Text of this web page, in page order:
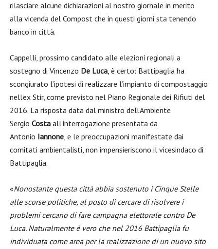
rilasciare alcune dichiarazioni al nostro giornale in merito
alla vicenda del Compost che in questi giorni sta tenendo
banco in città.
Cappelli, prossimo candidato alle elezioni regionali a
sostegno di Vincenzo De Luca, è certo: Battipaglia ha
scongiurato l’ipotesi di realizzare l’impianto di compostaggio
nell’ex Stir, come previsto nel Piano Regionale dei Rifiuti del
2016. La risposta data dal ministro dell’Ambiente
Sergio Costa all’interrogazione presentata da
Antonio Iannone, e le preoccupazioni manifestate dai
comitati ambientalisti, non impensieriscono il vicesindaco di
Battipaglia.
«Nonostante questa città abbia sostenuto i Cinque Stelle
alle scorse politiche, al posto di cercare di risolvere i
problemi cercano di fare campagna elettorale contro De
Luca. Naturalmente è vero che nel 2016 Battipaglia fu
individuata come area per la realizzazione di un nuovo sito